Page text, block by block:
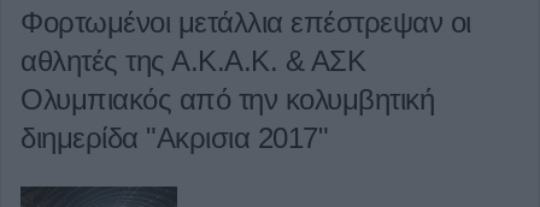
Φορτωμένοι μετάλλια επέστρεψαν οι
αθλητές της Α.Κ.Α.Κ. & ΑΣΚ
Ολυμπιακός από την κολυμβητική
διημερίδα "Ακρισια 2017"